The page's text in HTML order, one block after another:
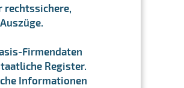
rechtssichere,
Firmendaten
Register.
Informationen